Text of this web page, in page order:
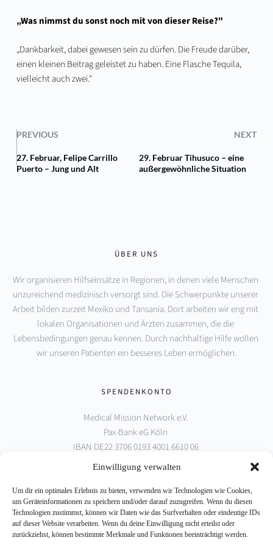
Einwilligung verwalten
Um dir ein optimales Erlebnis zu bieten, verwenden wir Technologien wie Cookies,
um Geräteinformationen zu speichern und/oder darauf zuzugreifen. Wenn du diesen
Technologien zustimmst, können wir Daten wie das Surfverhalten oder eindeutige IDs
auf dieser Website verarbeiten. Wenn du deine Einwilligung nicht erteilst oder
zurückziehst, können bestimmte Merkmale und Funktionen beeinträchtigt werden.
„Was nimmst du sonst noch mit von dieser Reise?"
„Dankbarkeit, dabei gewesen sein zu dürfen. Die Freude darüber,
einen kleinen Beitrag geleistet zu haben. Eine Flasche Tequila,
vielleicht auch zwei."
PREVIOUS NEXT
27. Februar, Felipe Carrillo
Puerto – Jung und Alt
29. Februar Tihusuco – eine
außergewöhnliche Situation
ÜBER UNS
Wir organisieren Hilfseinsätze in Regionen, in denen viele Menschen
unzureichend medizinisch versorgt sind. Die Schwerpunkte unserer
Arbeit bilden zurzeit Mexiko und Tansania. Dort arbeiten wir eng mit
lokalen Organisationen und Ärzten zusammen, die die
Lebensbedingungen genau kennen. Durch nachhaltige Hilfe wollen
wir unseren Patienten ein besseres Leben ermöglichen.
SPENDENKONTO
Medical Mission Network e.V.
Pax-Bank eG Köln
IBAN DE22 3706 0193 4001 6610 06
BIC GENODED1PAX
PARTNER